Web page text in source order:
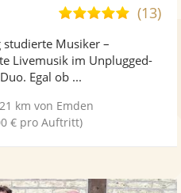
4,9
Sternen
(13)
Musiker –
Livemusik im Unplugged-
Egal ob ...
km von Emden
€ pro Auftritt)